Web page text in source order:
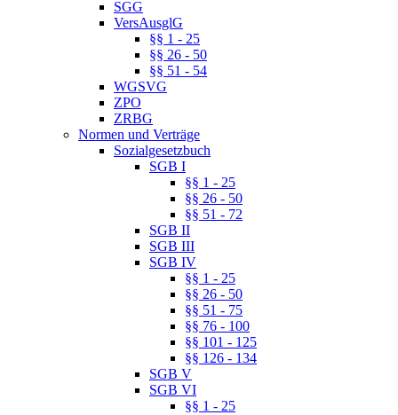
SGG
VersAusglG
§§ 1 - 25
§§ 26 - 50
§§ 51 - 54
WGSVG
ZPO
ZRBG
Normen und Verträge
Sozialgesetzbuch
SGB I
§§ 1 - 25
§§ 26 - 50
§§ 51 - 72
SGB II
SGB III
SGB IV
§§ 1 - 25
§§ 26 - 50
§§ 51 - 75
§§ 76 - 100
§§ 101 - 125
§§ 126 - 134
SGB V
SGB VI
§§ 1 - 25